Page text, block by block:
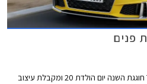
מכונית הספורט האייקונית אאודי TT חוגגת השנה יום הולדת 20 ומקבלת עיצוב